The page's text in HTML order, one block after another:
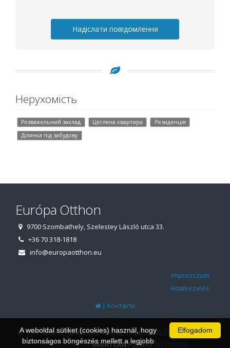
Надіслати повідомлення
Нерухомість
Розважельний заклад Цегляна квартира
Резиденція
Ділянка під забудову
Európa Otthon
9700 Szombathely, Szelestey László utca 33.
+36 70 318-1818
info@europaotthon.eu
Impresszum
Adatkezelés
| Контакти
© 1997 - 2026 AZ INGATLANIRODA WEBOLDALÁT ÉS ÜGYVITELI
RENDSZERÉT AZINGATLANFORRÁSBIZTOSÍTJA.
Elfogadom
A weboldal sütiket (cookies) használ, hogy
biztonságos böngészés mellett a legjobb